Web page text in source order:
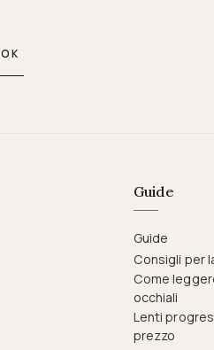
OK
Guide
Guide
Consigli per
Come
occhiali
Lenti
prezzo